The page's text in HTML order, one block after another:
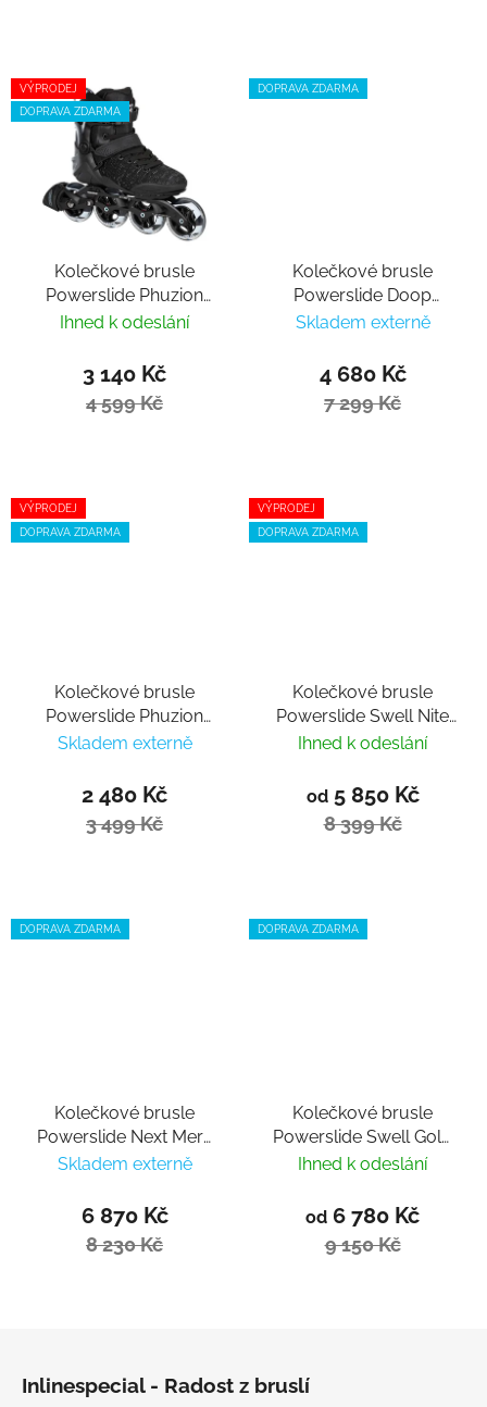
VÝPRODEJ
DOPRAVA ZDARMA
Kolečkové brusle
Powerslide Phuzion
Xenon Black 90 Trinity
Ihned k odeslání
3 140 Kč
4 599 Kč
DOPRAVA ZDARMA
Kolečkové brusle
Powerslide Doop
Purple Dusk 90 Trinity
Skladem externě
4 680 Kč
7 299 Kč
VÝPRODEJ
DOPRAVA ZDARMA
Kolečkové brusle
Powerslide Phuzion
Radon 80 Trinity
Skladem externě
2 480 Kč
3 499 Kč
VÝPRODEJ
DOPRAVA ZDARMA
Kolečkové brusle
Powerslide Swell Nite
125 Trinity
Ihned k odeslání
od5 850 Kč
8 399 Kč
DOPRAVA ZDARMA
Kolečkové brusle
Powerslide Next Mery
Munoz Pro 80
Skladem externě
6 870 Kč
8 230 Kč
DOPRAVA ZDARMA
Kolečkové brusle
Powerslide Swell Gold
125 Trinity
Ihned k odeslání
od 6 780 Kč
9 150 Kč
Inlinespecial - Radost z bruslí